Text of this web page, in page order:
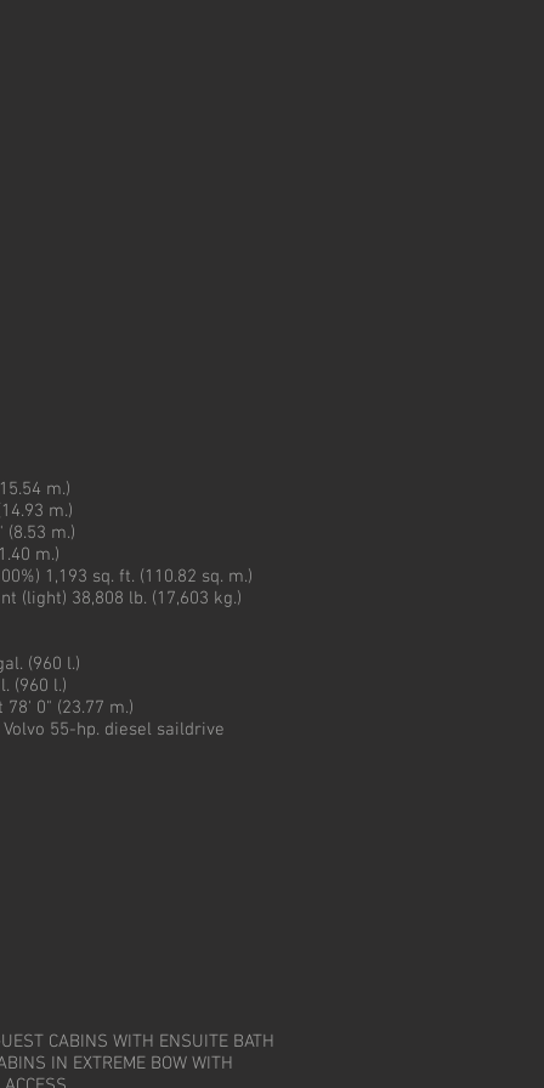
m.)
m.)
(8.53 m.)
m.)
1,193 sq. ft. (110.82 sq. m.)
(light) 38,808 lb. (17,603 kg.)
(960 l.)
(960 l.)
78' 0" (23.77 m.)
55-hp. diesel saildrive
CABINS WITH ENSUITE BATH
IN EXTREME BOW WITH